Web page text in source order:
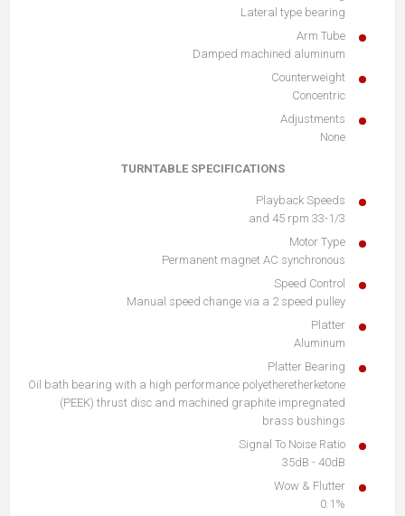
Lateral type bearing
Arm Tube
Damped machined aluminum
Counterweight
Concentric
Adjustments
None
TURNTABLE SPECIFICATIONS
Playback Speeds
33-1/3 and 45 rpm
Motor Type
Permanent magnet AC synchronous
Speed Control
Manual speed change via a 2 speed pulley
Platter
Aluminum
Platter Bearing
Oil bath bearing with a high performance polyetheretherketone
(PEEK) thrust disc and machined graphite impregnated
brass bushings
Signal To Noise Ratio
35dB - 40dB
Wow & Flutter
0.1%